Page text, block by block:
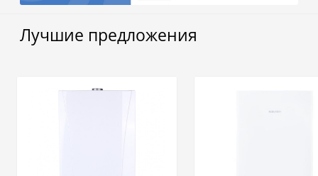
Лучшие предложения